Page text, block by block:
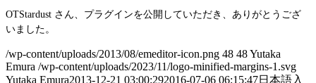
OTStardust さん、プラグインを公開していただき、ありがとうござ
いました。
/wp-content/uploads/2013/08/emeditor-icon.png 48 48Yutaka
Emura /wp-content/uploads/2023/11/logo-minified-margins-1.svg
Yutaka Emura2013-12-21 03:00:292016-07-06 06:15:47日本語入